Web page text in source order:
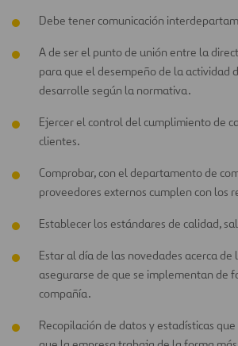
Debe tener comunicación
A de ser el punto de unión entre la
para que el desempeño de la actividad
desarrolle según la normativa.
Ejercer el control del cumplimiento de
clientes.
Comprobar, con el departamento de
proveedores externos cumplen con los
Establecer los estándares de calidad,
Estar al día de las novedades acerca de
asegurarse de que se implementan de
compañía.
Recopilación de datos y estadísticas